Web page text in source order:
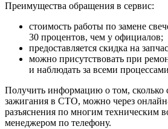
Преимущества обращения в сервис:
стоимость работы по замене
30 процентов, чем у официалов;
предоставляется скидка на
можно присутствовать при
и наблюдать за всеми
Получить информацию о том, сколько
зажигания в СТО, можно через
разъяснения по многим техническим
менеджером по телефону.